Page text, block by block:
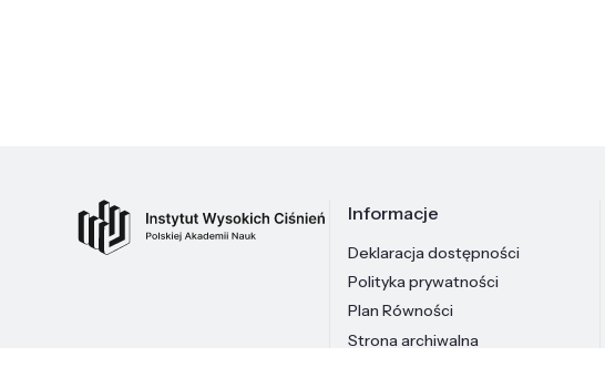
Informacje
Deklaracja dostępności
Polityka prywatności
Plan Równości
Strona archiwalna